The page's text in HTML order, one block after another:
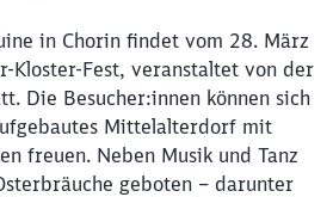
in Chorin findet vom 28. März
Kloster-Fest, veranstaltet von der
Die Besucher:innen können sich
Mittelalterdorf mit
freuen. Neben Musik und Tanz
geboten – darunter